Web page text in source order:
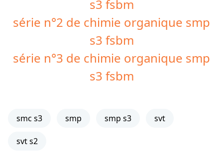
s3 fsbm
série n°2 de chimie organique smp
s3 fsbm
série n°3 de chimie organique smp
s3 fsbm
smc s3 smp smp s3 svt
svt s2